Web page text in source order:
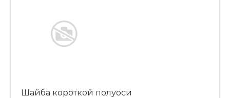
Шайба короткой полуоси